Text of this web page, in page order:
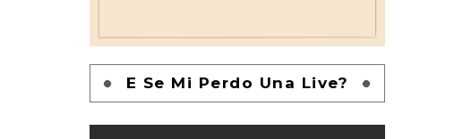
E Se Mi Perdo Una Live?